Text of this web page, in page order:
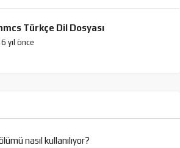
Türkçe Dil Dosyası
6 yıl önce
nasıl kullanılıyor?